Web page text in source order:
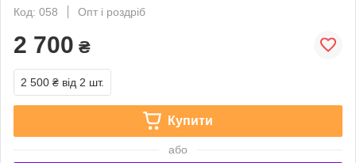
Код: 058
Опт і роздріб
2 700 ₴
2 500 ₴ від 2 шт.
Купити
або